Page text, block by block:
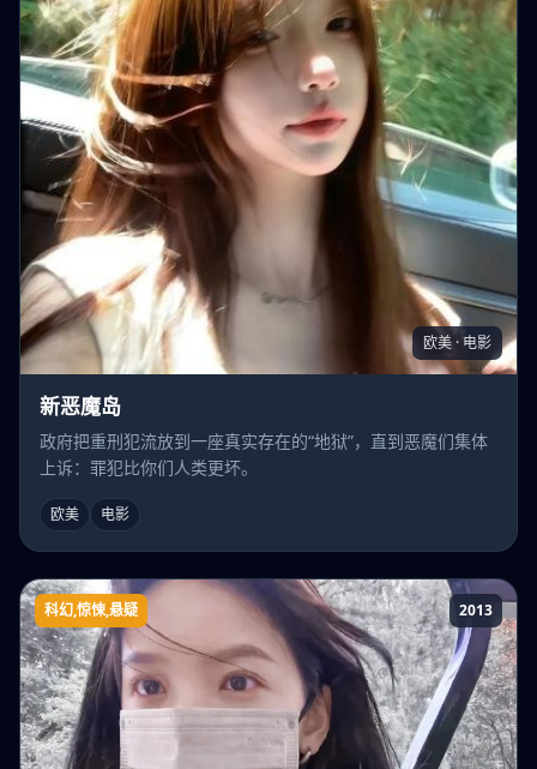
欧美 · 电影
新恶魔岛
政府把重刑犯流放到一座真实存在的“地狱”，直到恶魔们集体
上诉：罪犯比你们人类更坏。
欧美 电影
非人类
科幻,惊悚,悬疑 2013